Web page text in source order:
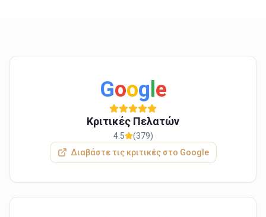
Goog e
Κριτικές Πελατών
4.5
(379)
Διαβάστε τις κριτικές στο Google